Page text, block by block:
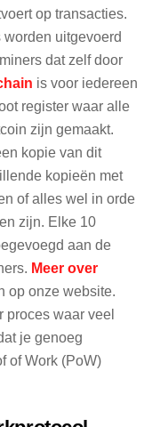
op transacties.
uitgevoerd
dat zelf door
is voor iedereen
register waar alle
zijn gemaakt.
kopie van dit
kopieën met
of alles wel in orde
zijn. Elke 10
aan de
Meer over
op onze website.
proces waar veel
je genoeg
of Work (PoW)